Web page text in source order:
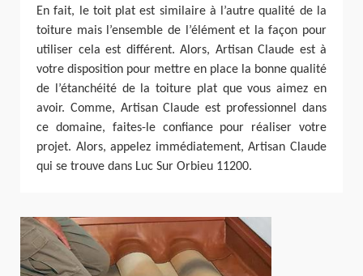
En fait, le toit plat est similaire à l’autre qualité de la
toiture mais l’ensemble de l’élément et la façon pour
utiliser cela est différent. Alors, Artisan Claude est à
votre disposition pour mettre en place la bonne qualité
de l’étanchéité de la toiture plat que vous aimez en
avoir. Comme, Artisan Claude est professionnel dans
ce domaine, faites-le confiance pour réaliser votre
projet. Alors, appelez immédiatement, Artisan Claude
qui se trouve dans Luc Sur Orbieu 11200.